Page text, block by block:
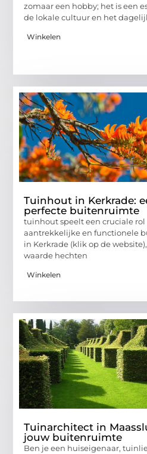
zomaar een hobby; het is een
de lokale cultuur en het
Winkelen
Tuinhout in Kerkrade:
perfecte buitenruimte
tuinhout speelt een cruciale rol
aantrekkelijke en functionele
in Kerkrade (klik op de
waarde hechten
Winkelen
Tuinarchitect in
jouw buitenruimte
Ben je een huiseigenaar,